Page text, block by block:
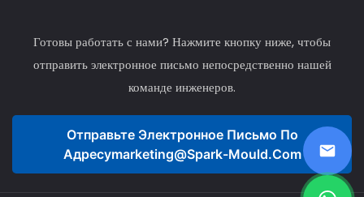
Готовы работать с нами? Нажмите кнопку ниже, чтобы
отправить электронное письмо непосредственно нашей
команде инженеров.
Отправьте Электронное Письмо По
АдресуMarketing@spark-Mould.com